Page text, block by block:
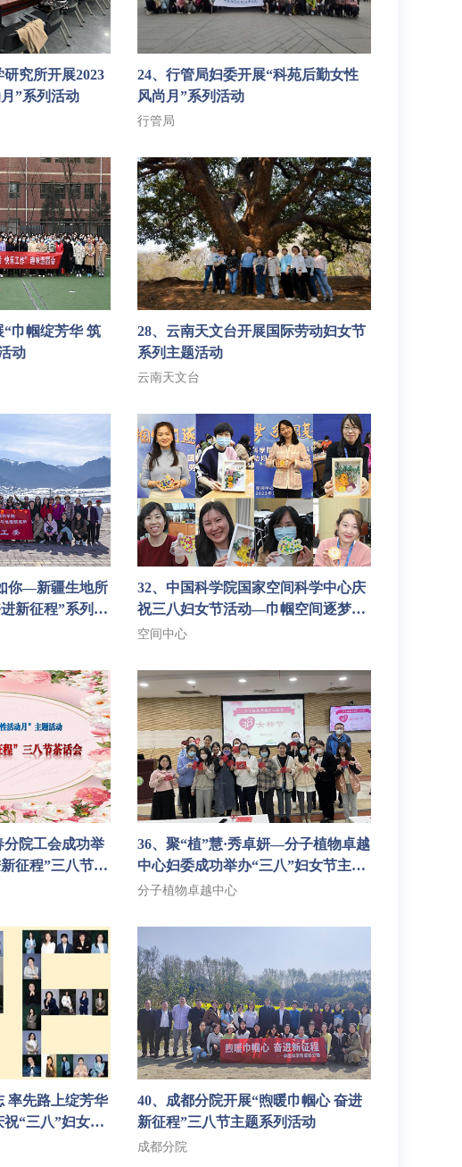
究所开展2023
”系列活动
24、行管局妇委开展“科苑后勤女性
风尚月”系列活动
行管局
帼绽芳华 筑
动
28、云南天文台开展国际劳动妇女节
系列主题活动
云南天文台
你—新疆生地所
新征程”系列活
32、中国科学院国家空间科学中心庆
祝三八妇女节活动—巾帼空间逐梦，
强国复兴有我
空间中心
分院工会成功举
征程”三八节茶
36、聚“植”慧·秀卓妍—分子植物卓越
中心妇委成功举办“三八”妇女节主题
活动
分子植物卓越中心
“三八”妇女节
40、成都分院开展“煦暖巾帼心 奋进
新征程”三八节主题系列活动
成都分院